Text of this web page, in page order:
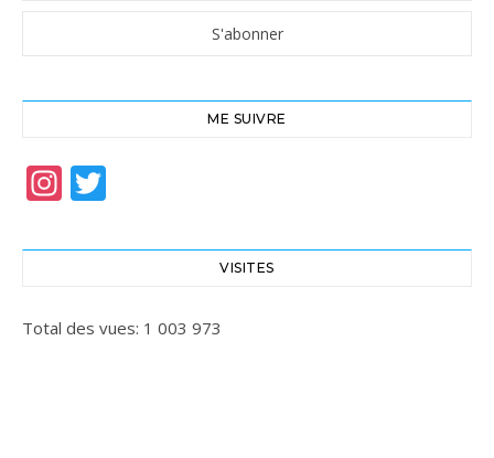
ME SUIVRE
Instagram
VISITES
Total des vues: 1 003 973